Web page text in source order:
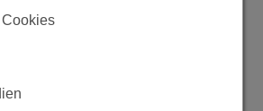
die er als
seine Collagen verwendet,
Die darin abgebildeten